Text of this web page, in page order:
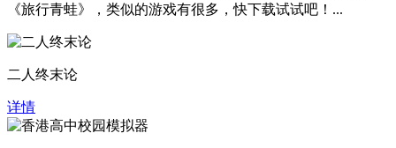
《旅行青蛙》，类似的游戏有很多，快下载试试吧！...
二人终末论
详情